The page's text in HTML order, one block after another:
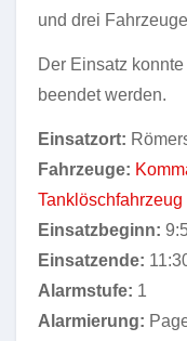
und drei
Der Einsatz konnte
beendet werden.
Einsatzort:
Fahrzeuge:
Tanklöschfahrzeug
Einsatzbeginn:
Einsatzende:
Alarmstufe: 1
Alarmierung: